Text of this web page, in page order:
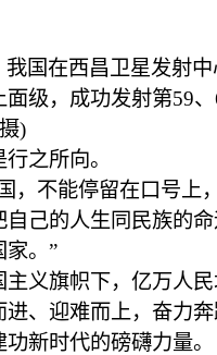
我国在西昌卫星发射
级，成功发射第59
)
之所向。
不能停留在口号上
己的人生同民族的
家。”
义旗帜下，亿万人民
、迎难而上，奋力
新时代的磅礴力量。